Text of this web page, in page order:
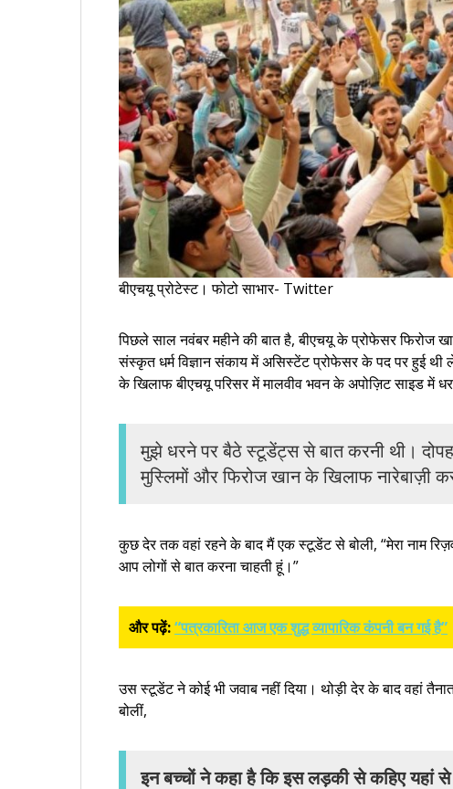
बीएचयू प्रोटेस्ट। फोटो साभार- Twitter
पिछले साल नवंबर महीने की बात है, बीएचयू के प्रोफेसर फिरोज
संस्कृत धर्म विज्ञान संकाय में असिस्टेंट प्रोफेसर के पद पर हुई
के खिलाफ बीएचयू परिसर में मालवीव भवन के अपोज़िट साइड में
मुझे धरने पर बैठे स्टूडेंट्स से बात करनी थी।
मुस्लिमों और फिरोज खान के खिलाफ नारेबाज़ी
कुछ देर तक वहां रहने के बाद मैं एक स्टूडेंट से बोली, “मेरा नाम
आप लोगों से बात करना चाहती हूं।”
और पढ़ें:“पत्रकारिता आज एक शुद्ध व्यापारिक कंपनी बन गई है”
उस स्टूडेंट ने कोई भी जवाब नहीं दिया। थोड़ी देर के बाद वहां
बोलीं,
इन बच्चों ने कहा है कि इस लड़की से कहिए यहां